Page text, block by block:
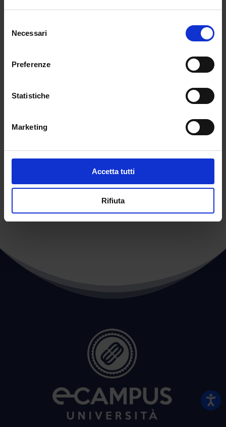
delNecessari
Preferenze
Statistiche
Marketing
Accetta tutti
Rifiuta
Resta confermato che non è possibile inserire
titoli culturali con riserva. Resta inteso che la
tutti gli aspiranti e non è possibile inserire titoli
dell’attestato o si tratta di titoli che potrebbero
agosto 2021.
Abstract articolo di Redazione